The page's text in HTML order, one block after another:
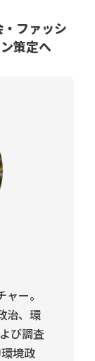
ファッシ
策定へ
ー。
治、環
び調査
境政